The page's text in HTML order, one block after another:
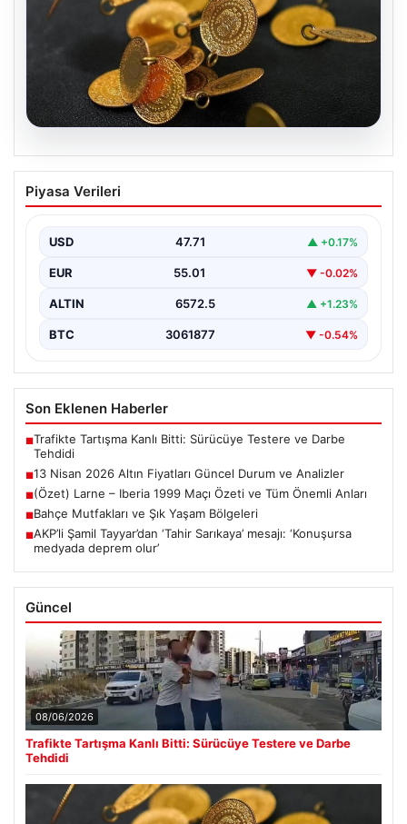
05.08.2026
13 Nisan 2026 Altın Fiyatları Güncel
Durum ve Analizler
uluslararası gelişmeler ve jeopolitical riskler nedeniyle
oldukça dalgalı…
Piyasa Verileri
USD 47.71 ▲ +0.17%
EUR 55.01 ▼ -0.02%
ALTIN 6572.5 ▲ +1.23%
BTC 3061877 ▼ -0.54%
Son Eklenen Haberler
■Trafikte Tartışma Kanlı Bitti: Sürücüye Testere ve Darbe
Tehdidi
■13 Nisan 2026 Altın Fiyatları Güncel Durum ve Analizler
■(Özet) Larne – Iberia 1999 Maçı Özeti ve Tüm Önemli Anları
■Bahçe Mutfakları ve Şık Yaşam Bölgeleri
■AKP’li Şamil Tayyar’dan ‘Tahir Sarıkaya’ mesajı: ‘Konuşursa
medyada deprem olur’
Güncel
08/06/2026
Trafikte Tartışma Kanlı Bitti: Sürücüye Testere ve Darbe
Tehdidi